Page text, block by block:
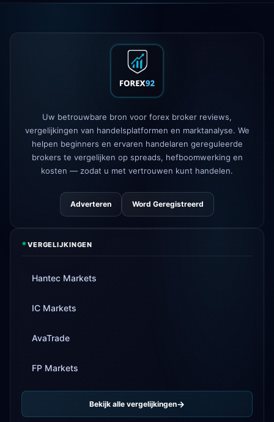
hefboombeleid gewijzigd
FP Markets— nieuwe zero-
commission accounts
licentie
3d
Tickmill opnamesnelheid nu 24u 4d
Uw betrouwbare bron voor forex broker reviews,
vergelijkingen van handelsplatformen en marktanalyse. We
helpen beginners en ervaren handelaren gereguleerde
brokers te vergelijken op spreads, hefboomwerking en
kosten — zodat u met vertrouwen kunt handelen.
Adverteren Word Geregistreerd
*VERGELIJKINGEN
Hantec Markets
IC Markets
AvaTrade
FP Markets
Bekijk alle vergelijkingen